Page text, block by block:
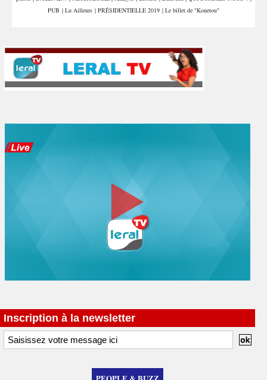
PUB | Lu Ailleurs | PRÉSIDENTIELLE 2019 | Le billet de "Konetou"
Inscription à la newsletter